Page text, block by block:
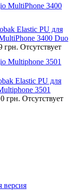
MultiPhone 3400
Elastic PU для
3400 Duo
грн. Отсутствует
Multiphone 3501
Elastic PU для
3501
грн. Отсутствует
версия